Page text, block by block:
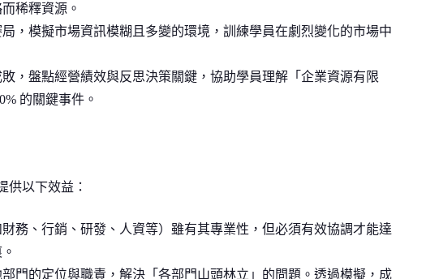
稀釋資源。
局，模擬市場資訊模糊且多變的環境，訓練學員在劇烈變化的市場中
，盤點經營績效與反思決策關鍵，協助學員理解「企業資源有限
的關鍵事件。
供以下效益：
財務、行銷、研發、人資等）雖有其專業性，但必須有效協調才能達
部門的定位與職責，解決「各部門山頭林立」的問題。透過模擬，成